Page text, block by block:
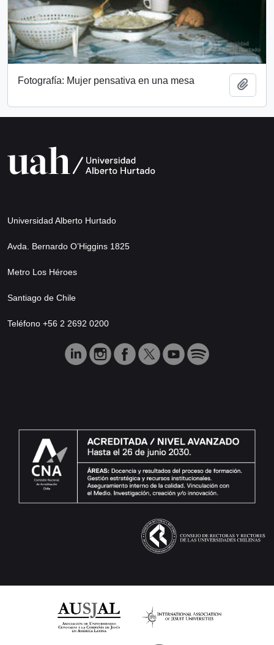
Fotografía: Mujer pensativa en una mesa
Universidad Alberto Hurtado
Avda. Bernardo O’Higgins 1825
Metro Los Héroes
Santiago de Chile
Teléfono +56 2 2692 0200